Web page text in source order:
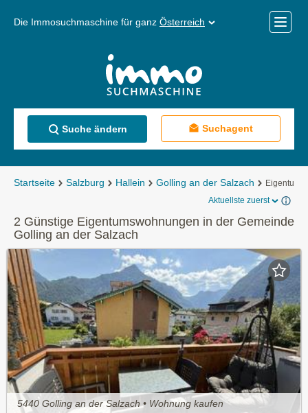
Die Immosuchmaschine für ganz Österreich
Menü
Suche ändern Suchagent
Startseite Salzburg Hallein Golling an der Salzach
Aktuellste zuerst
2 Günstige Eigentumswohnungen in der Gemeinde
Golling an der Salzach
5440 Golling an der Salzach • Wohnung kaufen